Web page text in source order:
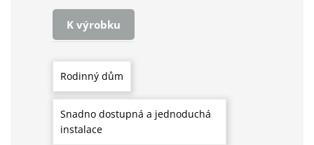
K výrobku
Rodinný dům
Snadno dostupná a jednoduchá
instalace